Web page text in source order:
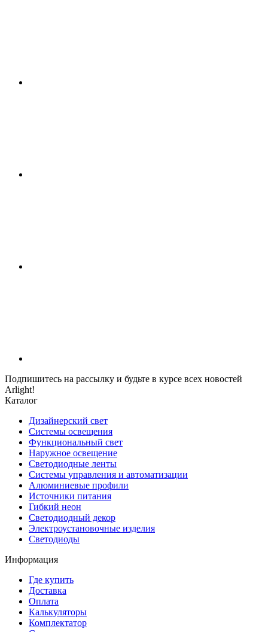
Подпишитесь на рассылку и будьте в курсе всех новостей
Arlight!
Каталог
Дизайнерский свет
Системы освещения
Функциональный свет
Наружное освещение
Светодиодные ленты
Системы управления и автоматизации
Алюминиевые профили
Источники питания
Гибкий неон
Светодиодный декор
Электроустановочные изделия
Светодиоды
Информация
Где купить
Доставка
Оплата
Калькуляторы
Комплектатор